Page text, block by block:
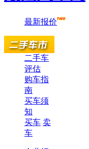
最新报价
二手车
评估
购车指
南
买车须
知
买车 卖
车